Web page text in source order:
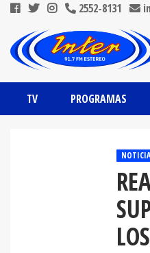
2552-8131
TV PROGRAMAS